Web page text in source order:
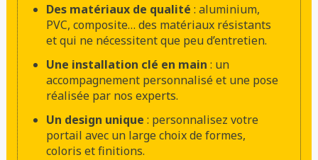
Des matériaux de qualité : aluminium,
PVC, composite… des matériaux résistants
et qui ne nécessitent que peu d’entretien.
Une installation clé en main : un
accompagnement personnalisé et une pose
réalisée par nos experts.
Un design unique : personnalisez votre
portail avec un large choix de formes,
coloris et finitions.